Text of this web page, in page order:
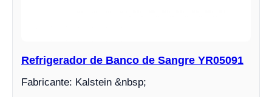
Refrigerador de Banco de Sangre YR05091
Fabricante: Kalstein &nbsp;